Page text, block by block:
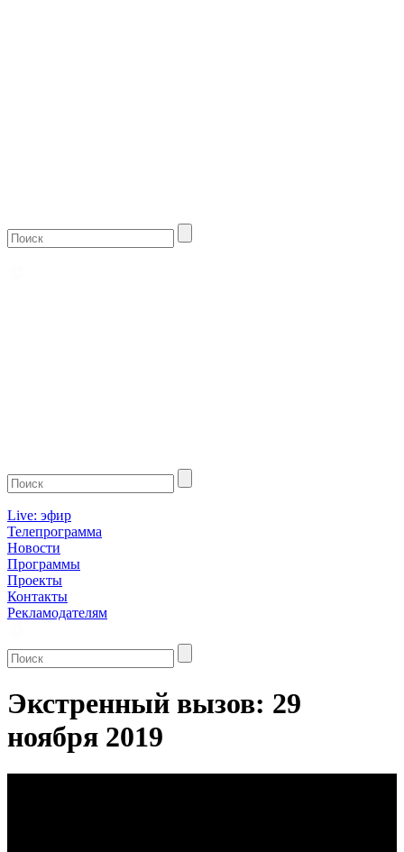
Live: эфир
Телепрограмма
Новости
Программы
Проекты
Контакты
Рекламодателям
Экстренный вызов: 29
ноября 2019